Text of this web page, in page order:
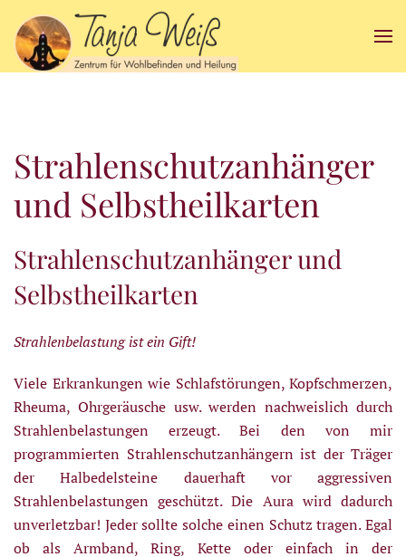
Zum Hauptinhalt springen
Strahlenschutzanhänger
und Selbstheilkarten
Strahlenschutzanhänger und
Selbstheilkarten
Strahlenbelastung ist ein Gift!
Viele Erkrankungen wie Schlafstörungen, Kopfschmerzen,
Rheuma, Ohrgeräusche usw. werden nachweislich durch
Strahlenbelastungen erzeugt. Bei den von mir
programmierten Strahlenschutzanhängern ist der Träger
der Halbedelsteine dauerhaft vor aggressiven
Strahlenbelastungen geschützt. Die Aura wird dadurch
unverletzbar! Jeder sollte solche einen Schutz tragen. Egal
ob als Armband, Ring, Kette oder einfach in der